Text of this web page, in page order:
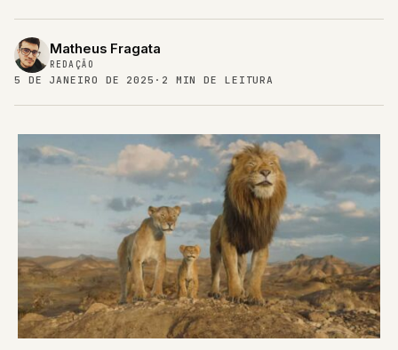
Matheus Fragata
REDAÇÃO
5 DE JANEIRO DE 2025 · 2 MIN DE LEITURA